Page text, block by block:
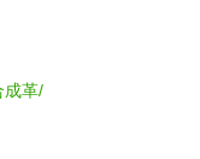
成革/